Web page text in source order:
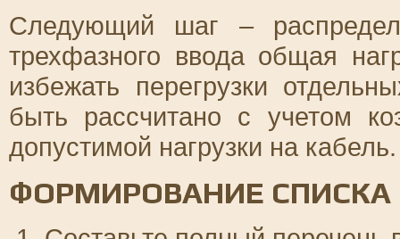
Следующий шаг –
трехфазного ввода общая
избежать перегрузки
быть рассчитано с учетом
допустимой нагрузки на кабель.
ФОРМИРОВАНИЕ СПИСКА